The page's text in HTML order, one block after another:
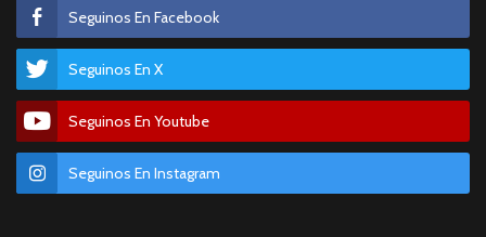
Seguinos En Facebook
Seguinos En X
Seguinos En Youtube
Seguinos En Instagram